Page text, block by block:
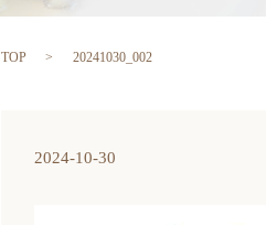
TOP 20241030_002
2024-10-30